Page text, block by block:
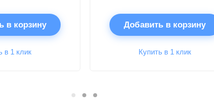
в корзину
в 1 клик
Добавить в корзину
Купить в 1 клик